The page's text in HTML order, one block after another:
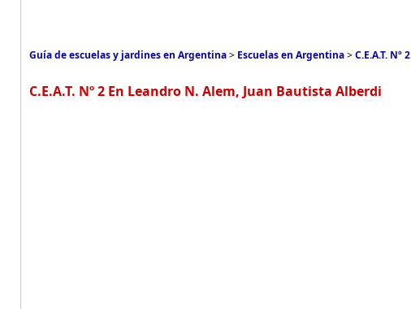
Guía de escuelas y jardines en Argentina> Escuelas en Argentina>C.E.A.T. Nº 2
C.E.A.T. Nº 2 En Leandro N. Alem, Juan Bautista Alberdi